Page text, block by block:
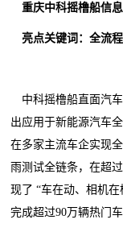
重庆中科摇橹船信
亮点关键词：全流
中科摇橹船直面汽
出应用于新能源汽车
在多家主流车企实现
雨测试全链条，在超
现了 “车在动、相机
完成超过90万辆热门